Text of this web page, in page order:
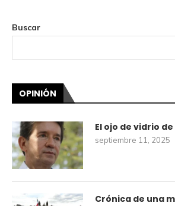
Buscar
OPINIÓN
El ojo de vidrio
septiembre 11, 2025
Crónica de una